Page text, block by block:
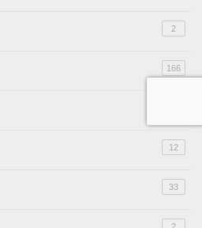
2
166
12
33